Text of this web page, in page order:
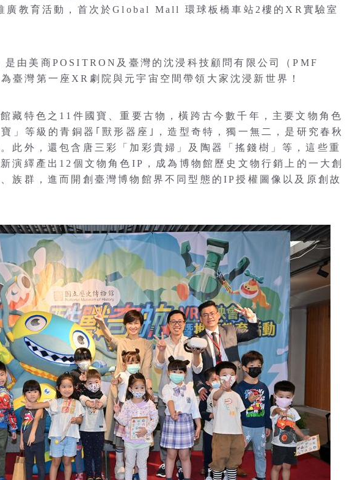
廣教育活動，首次於Global Mall 環球板橋車站2樓的XR實驗室
由美商POSITRON及臺灣的沈浸科技顧問有限公司（PMF
臺灣第一座XR劇院與元宇宙空間帶領大家沈浸新世界！
藏特色之11件國寶、重要古物，橫跨古今數千年，主要文物角色
」等級的青銅器｢獸形器座｣，造型奇特，獨一無二，是研究春秋
此外，還包含唐三彩「加彩貴婦」及陶器「搖錢樹」等，這些重
演繹產出12個文物角色IP，成為博物館歷史文物行銷上的一大創
族群，進而開創臺灣博物館界不同型態的IP授權圖像以及原創故